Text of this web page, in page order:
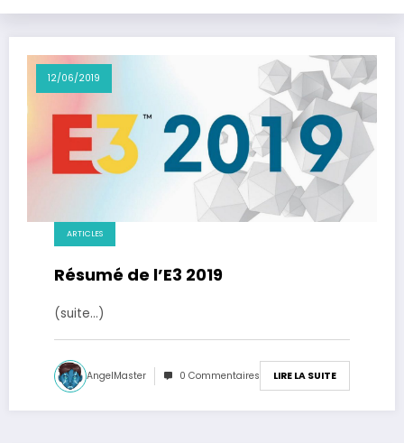
12/06/2019
ARTICLES
Résumé de l’E3 2019
(suite…)
AngelMaster 0 Commentaires LIRE LA SUITE